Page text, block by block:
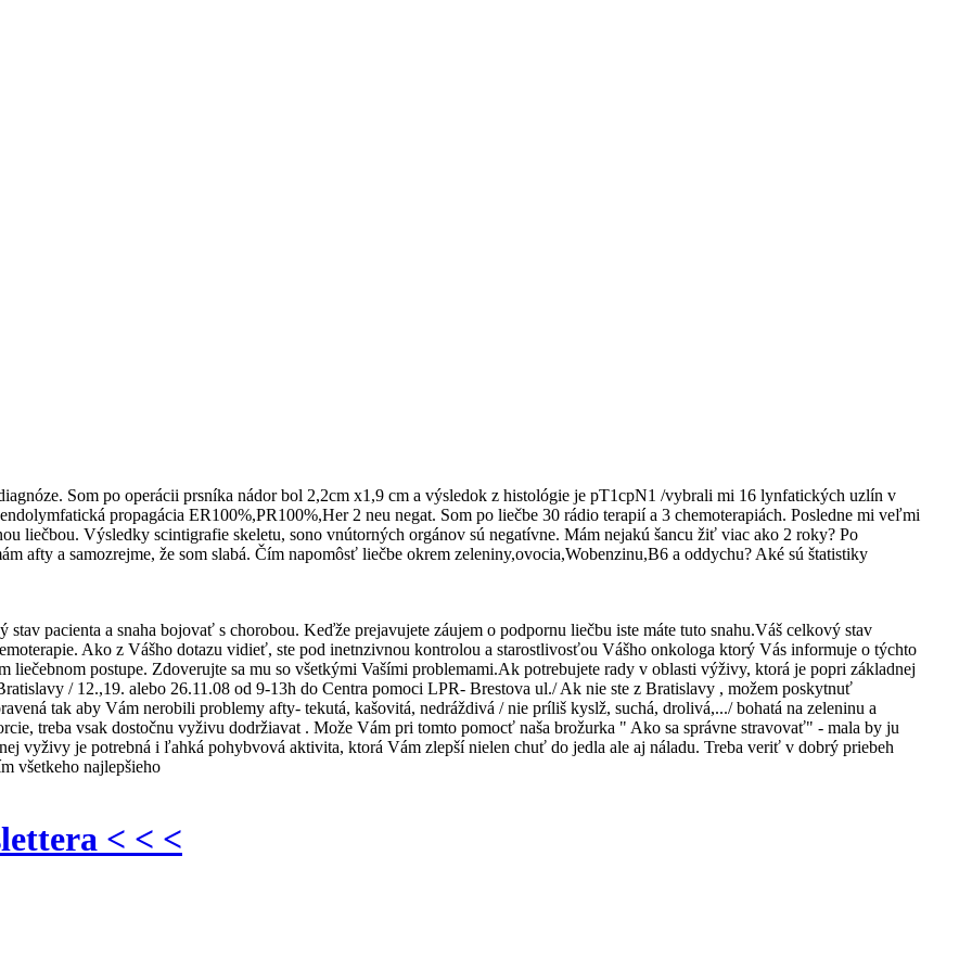
Som po operácii prsníka nádor bol 2,2cm x1,9 cm a výsledok z histológie je pT1cpN1 /vybrali mi 16 lynfatických uzlín v
propagácia ER100%,PR100%,Her 2 neu negat. Som po liečbe 30 rádio terapií a 3 chemoterapiách. Posledne mi veľmi
liečbou. Výsledky scintigrafie skeletu, sono vnútorných orgánov sú negatívne. Mám nejakú šancu žiť viac ako 2 roky? Po
afty a samozrejme, že som slabá. Čím napomôsť liečbe okrem zeleniny,ovocia,Wobenzinu,B6 a oddychu? Aké sú štatistiky
pacienta a snaha bojovať s chorobou. Keďže prejavujete záujem o podpornu liečbu iste máte tuto snahu.Váš celkový stav
Ako z Vášho dotazu vidieť, ste pod inetnzivnou kontrolou a starostlivosťou Vášho onkologa ktorý Vás informuje o týchto
liečebnom postupe. Zdoverujte sa mu so všetkými Vašími problemami.Ak potrebujete rady v oblasti výživy, ktorá je popri základnej
/ 12.,19. alebo 26.11.08 od 9-13h do Centra pomoci LPR- Brestova ul./ Ak nie ste z Bratislavy , možem poskytnuť
tak aby Vám nerobili problemy afty- tekutá, kašovitá, nedráždivá / nie príliš kyslž, suchá, drolivá,.../ bohatá na zeleninu a
treba vsak dostočnu vyživu dodržiavat . Može Vám pri tomto pomocť naša brožurka " Ako sa správne stravovať" - mala by ju
vyživy je potrebná i ľahká pohybvová aktivita, ktorá Vám zlepší nielen chuť do jedla ale aj náladu. Treba veriť v dobrý priebeh
všetkeho najlepšieho
< < <